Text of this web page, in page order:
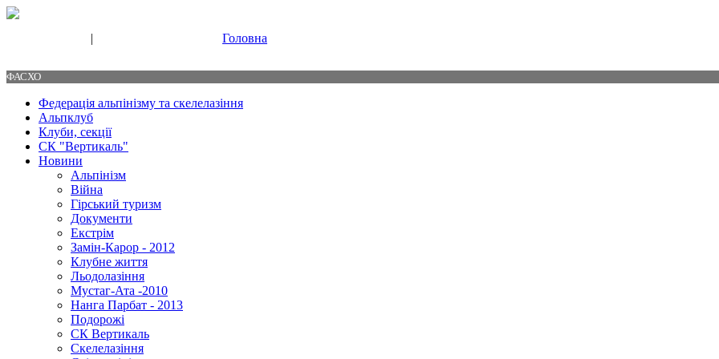
| Головна
ФАСХО
Федерація альпінізму та скелелазіння
Альпклуб
Клуби, секції
СК "Вертикаль"
Новини
Альпінізм
Війна
Гірський туризм
Документи
Екстрім
Замін-Карор - 2012
Клубне життя
Льодолазіння
Мустаг-Ата -2010
Нанга Парбат - 2013
Подорожі
СК Вертикаль
Скелелазіння